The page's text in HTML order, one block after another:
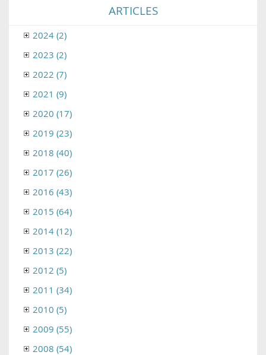
ARTICLES
2024 (2)
2023 (2)
2022 (7)
2021 (9)
2020 (17)
2019 (23)
2018 (40)
2017 (26)
2016 (43)
2015 (64)
2014 (12)
2013 (22)
2012 (5)
2011 (34)
2010 (5)
2009 (55)
2008 (54)